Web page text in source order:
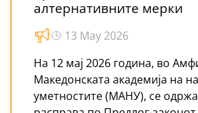
алтернативните мерки
13 May 2026
На 12 мај 2026 година, во
Македонската академија на
уметностите (МАНУ), се одржа